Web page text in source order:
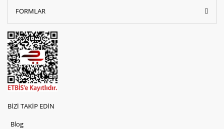
FORMLAR
BİZİ TAKİP EDİN
Blog